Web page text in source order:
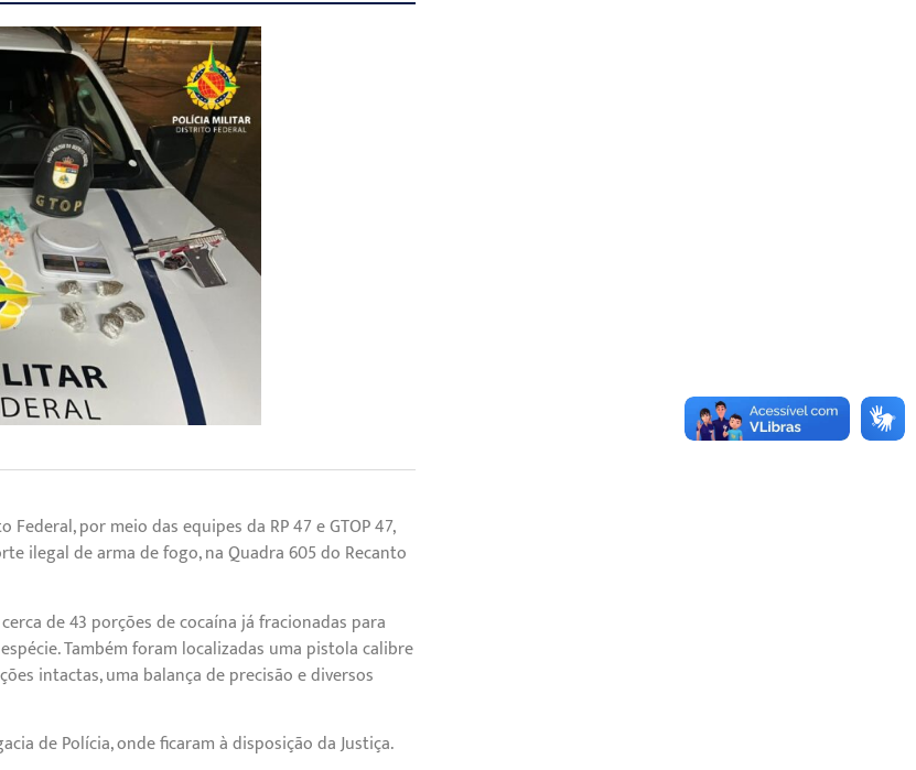
por meio das equipes da RP 47 e GTOP 47,
ilegal de arma de fogo, na Quadra 605 do Recanto
de 43 porções de cocaína já fracionadas para
Também foram localizadas uma pistola calibre
intactas, uma balança de precisão e diversos
de Polícia, onde ficaram à disposição da Justiça.